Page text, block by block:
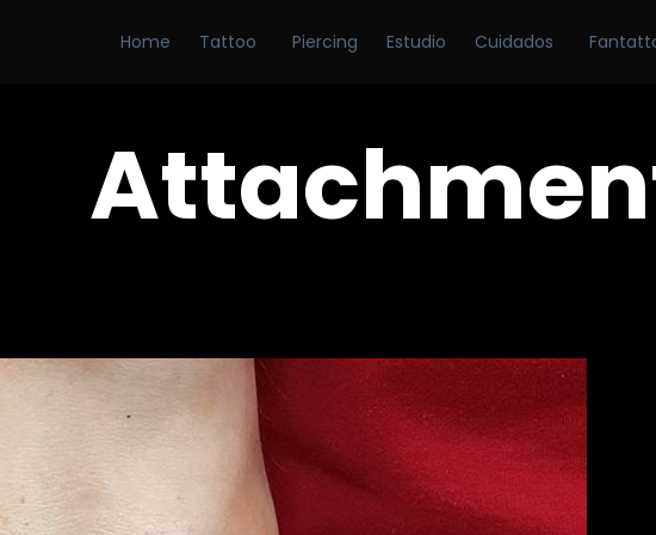
Home Tattoo Piercing Estudio Cuidados